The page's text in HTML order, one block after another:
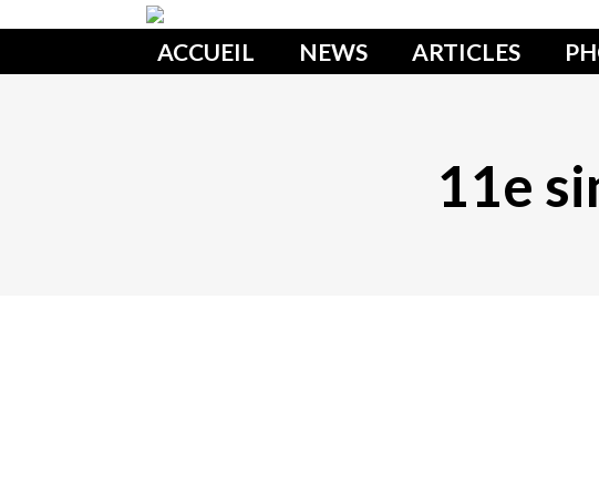
ACCUEIL NEWS ARTICLES
11e